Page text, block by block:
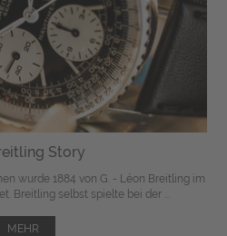
Story
wurde 1884 von G. - Léon Breitling im
Breitling selbst spielte bei der ...
MEHR